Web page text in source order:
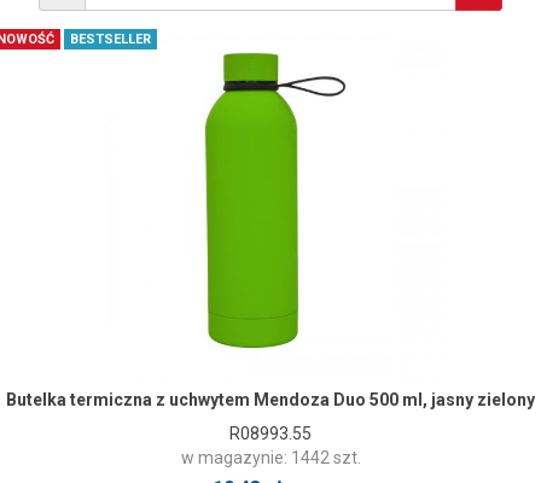
BESTSELLER
Butelka termiczna z uchwytem Mendoza Duo 500 ml, jasny zielony
R08993.55
w magazynie: 1442 szt.